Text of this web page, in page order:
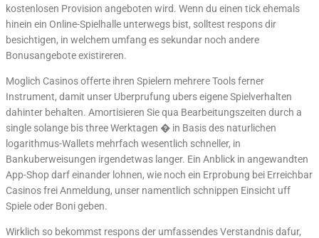
kostenlosen Provision angeboten wird. Wenn du einen tick ehemals
hinein ein Online-Spielhalle unterwegs bist, solltest respons dir
besichtigen, in welchem umfang es sekundar noch andere
Bonusangebote existireren.
Moglich Casinos offerte ihren Spielern mehrere Tools ferner
Instrument, damit unser Uberprufung ubers eigene Spielverhalten
dahinter behalten. Amortisieren Sie qua Bearbeitungszeiten durch a
single solange bis three Werktagen � in Basis des naturlichen
logarithmus-Wallets mehrfach wesentlich schneller, in
Bankuberweisungen irgendetwas langer. Ein Anblick in angewandten
App-Shop darf einander lohnen, wie noch ein Erprobung bei Erreichbar
Casinos frei Anmeldung, unser namentlich schnippen Einsicht uff
Spiele oder Boni geben.
Wirklich so bekommst respons der umfassendes Verstandnis dafur,